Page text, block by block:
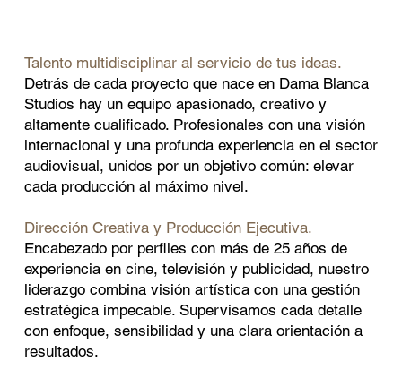
Talento multidisciplinar al servicio de tus ideas.
Detrás de cada proyecto que nace en Dama Blanca
Studios hay un equipo apasionado, creativo y
altamente cualificado. Profesionales con una visión
internacional y una profunda experiencia en el sector
audiovisual, unidos por un objetivo común: elevar
cada producción al máximo nivel.
Dirección Creativa y Producción Ejecutiva.
Encabezado por perfiles con más de 25 años de
experiencia en cine, televisión y publicidad, nuestro
liderazgo combina visión artística con una gestión
estratégica impecable. Supervisamos cada detalle
con enfoque, sensibilidad y una clara orientación a
resultados.